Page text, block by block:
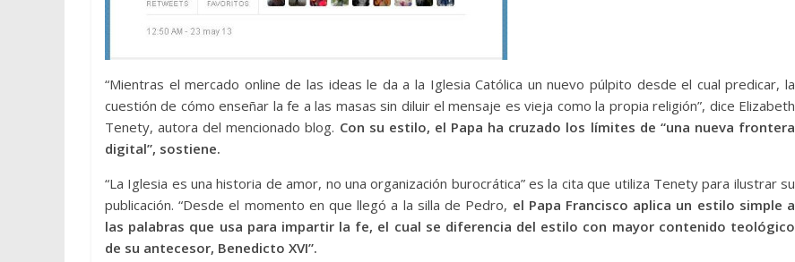
“Mientras el mercado online de las ideas le da a la Iglesia Católica un nuevo púlpito desde el cual predicar, la
cuestión de cómo enseñar la fe a las masas sin diluir el mensaje es vieja como la propia religión”, dice Elizabeth
Tenety, autora del mencionado blog. Con su estilo, el Papa ha cruzado los límites de “una nueva frontera
digital”, sostiene.
“La Iglesia es una historia de amor, no una organización burocrática” es la cita que utiliza Tenety para ilustrar su
publicación. “Desde el momento en que llegó a la silla de Pedro, el Papa Francisco aplica un estilo simple a
las palabras que usa para impartir la fe, el cual se diferencia del estilo con mayor contenido teológico
de su antecesor, Benedicto XVI”.